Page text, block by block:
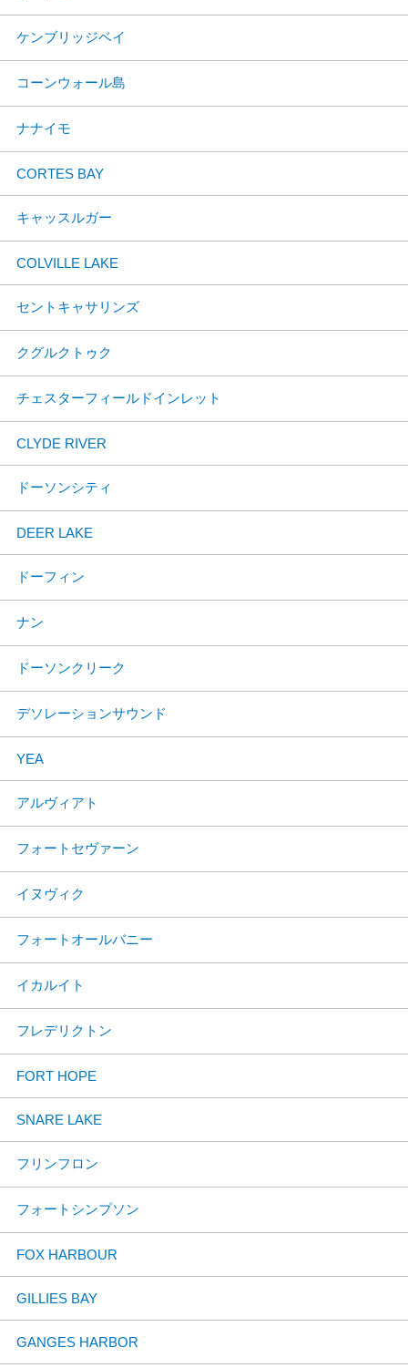
ケンブリッジベイ
コーンウォール島
ナナイモ
CORTES BAY
キャッスルガー
COLVILLE LAKE
セントキャサリンズ
クグルクトゥク
チェスターフィールドインレット
CLYDE RIVER
ドーソンシティ
DEER LAKE
ドーフィン
ナン
ドーソンクリーク
デソレーションサウンド
YEA
アルヴィアト
フォートセヴァーン
イヌヴィク
フォートオールバニー
イカルイト
フレデリクトン
FORT HOPE
SNARE LAKE
フリンフロン
フォートシンプソン
FOX HARBOUR
GILLIES BAY
GANGES HARBOR